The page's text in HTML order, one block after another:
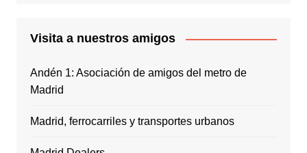
Visita a nuestros amigos
Andén 1: Asociación de amigos del metro de
Madrid
Madrid, ferrocarriles y transportes urbanos